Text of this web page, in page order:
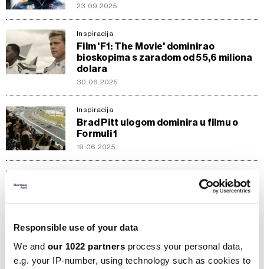
Responsible use of your data
We and our 1022 partners process your personal data,
e.g. your IP-number, using technology such as cookies to
23.09.2025
Inspiracija
Film 'F1: The Movie' dominirao
bioskopima s zaradom od 55,6 miliona
dolara
30.06.2025
Inspiracija
Brad Pitt ulogom dominira u filmu o
Formuli 1
19.06.2025
F1 treba priču, ne samo trku: Kako
Cilj duge i skupe utrke povratak je
Formule 1 u Afriku